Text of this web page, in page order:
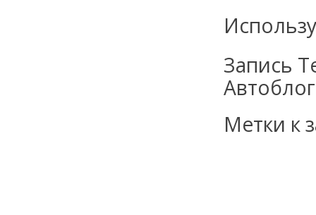
Запись
Метки к